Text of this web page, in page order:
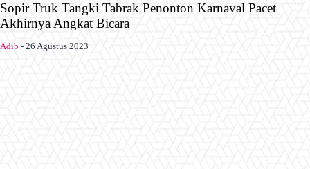
Sopir Truk Tangki Tabrak Penonton Karnaval Pacet
Akhirnya Angkat Bicara
Adib - 26 Agustus 2023